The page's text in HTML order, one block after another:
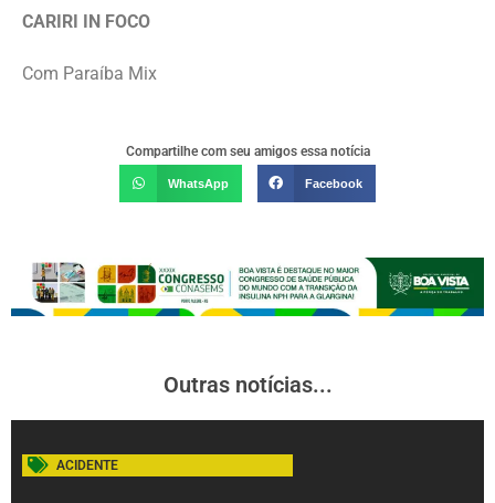
CARIRI IN FOCO
Com Paraíba Mix
Compartilhe com seu amigos essa notícia
WhatsApp Facebook
Outras notícias...
ACIDENTE